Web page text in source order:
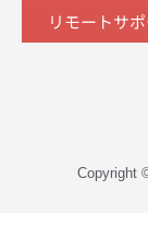
リモートサ
Copyright